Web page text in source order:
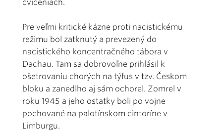
cvičeniach.
Pre veľmi kritické kázne proti nacistickému
režimu bol zatknutý a prevezený do
nacistického koncentračného tábora v
Dachau. Tam sa dobrovoľne prihlásil k
ošetrovaniu chorých na týfus v tzv. Českom
bloku a zanedlho aj sám ochorel. Zomrel v
roku 1945 a jeho ostatky boli po vojne
pochované na palotínskom cintoríne v
Limburgu.